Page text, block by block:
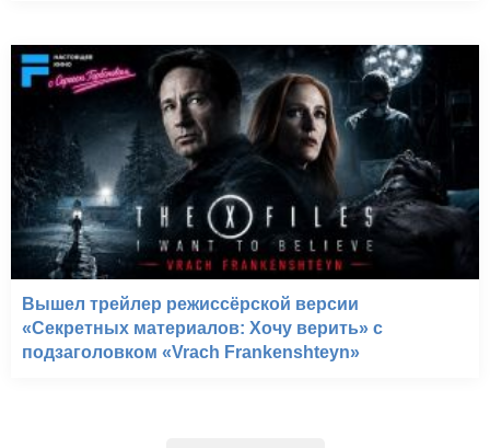
Вышел трейлер режиссёрской версии
«Секретных материалов: Хочу верить» с
подзаголовком «Vrach Frankenshteyn»